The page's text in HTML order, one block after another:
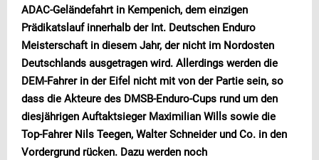
ADAC-Geländefahrt in Kempenich, dem einzigen
Prädikatslauf innerhalb der Int. Deutschen Enduro
Meisterschaft in diesem Jahr, der nicht im Nordosten
Deutschlands ausgetragen wird. Allerdings werden die
DEM-Fahrer in der Eifel nicht mit von der Partie sein, so
dass die Akteure des DMSB-Enduro-Cups rund um den
diesjährigen Auftaktsieger Maximilian Wills sowie die
Top-Fahrer Nils Teegen, Walter Schneider und Co. in den
Vordergrund rücken. Dazu werden noch